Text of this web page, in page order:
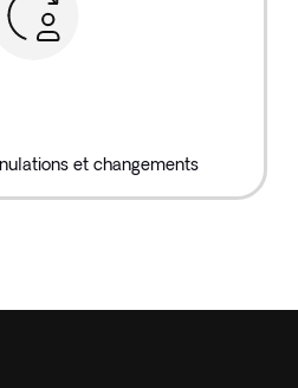
et changements